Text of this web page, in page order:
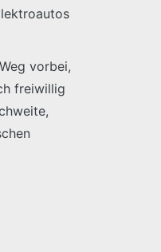
vorbei,
freiwillig